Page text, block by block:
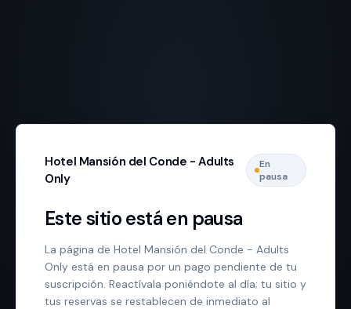
Hotel Mansión del Conde - Adults
Only
En
pausa
Este sitio está en pausa
La página de Hotel Mansión del Conde - Adults
Only está en pausa por un pago pendiente de tu
suscripción. Reactívala poniéndote al día; tu sitio y
tus reservas se restablecen de inmediato al